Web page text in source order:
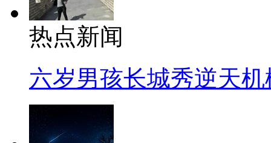
热点新闻
六岁男孩长城秀逆天机